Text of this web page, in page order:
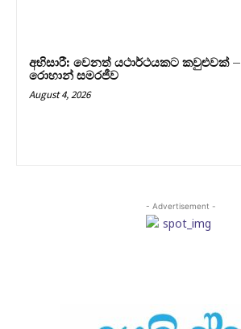
අභිසාරී: වෙනත් යථාර්ථයකට කවුළුවක් –
රොහාන් සමරජීව
August 4, 2026
- Advertisement -